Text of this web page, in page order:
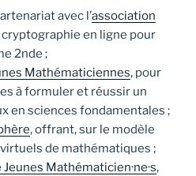
avec l’association
cryptographie en ligne pour
2nde ;
Mathématiciennes, pour
à formuler et réussir un
en sciences fondamentales ;
, offrant, sur le modèle
de mathématiques ;
Mathématicien·ne·s,